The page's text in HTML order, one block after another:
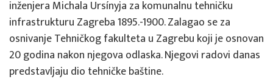
inženjera Michala Ursínyja za komunalnu tehničku
infrastrukturu Zagreba 1895.-1900. Zalagao se za
osnivanje Tehničkog fakulteta u Zagrebu koji je osnovan
20 godina nakon njegova odlaska. Njegovi radovi danas
predstavljaju dio tehničke baštine.